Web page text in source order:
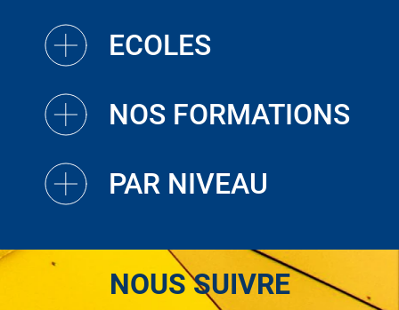
ECOLES
NOS FORMATIONS
PAR NIVEAU
NOUS SUIVRE